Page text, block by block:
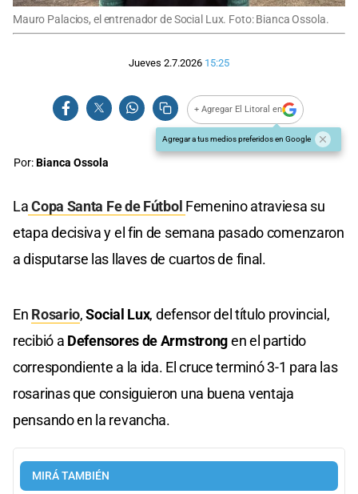
Mauro Palacios, el entrenador de Social Lux. Foto: Bianca Ossola.
Jueves 2.7.2026 15:25
+ Agregar El Litoral en
Agregar a tus medios preferidos en Google
Por:Bianca Ossola
LaCopa Santa Fe de Fútbol Femenino atraviesa su
etapa decisiva y el fin de semana pasado comenzaron
a disputarse las llaves de cuartos de final.
En Rosario,Social Lux, defensor del título provincial,
recibió a Defensores de Armstrongen el partido
correspondiente a la ida. El cruce terminó 3-1 para las
rosarinas que consiguieron una buena ventaja
pensando en la revancha.
MIRÁ TAMBIÉN